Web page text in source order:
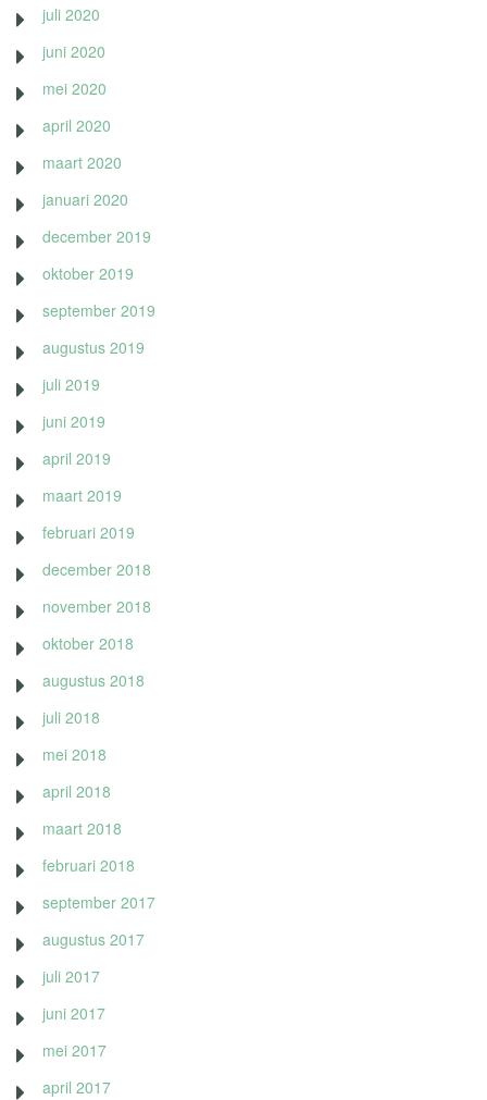
juli 2020
juni 2020
mei 2020
april 2020
maart 2020
januari 2020
december 2019
oktober 2019
september 2019
augustus 2019
juli 2019
juni 2019
april 2019
maart 2019
februari 2019
december 2018
november 2018
oktober 2018
augustus 2018
juli 2018
mei 2018
april 2018
maart 2018
februari 2018
september 2017
augustus 2017
juli 2017
juni 2017
mei 2017
april 2017